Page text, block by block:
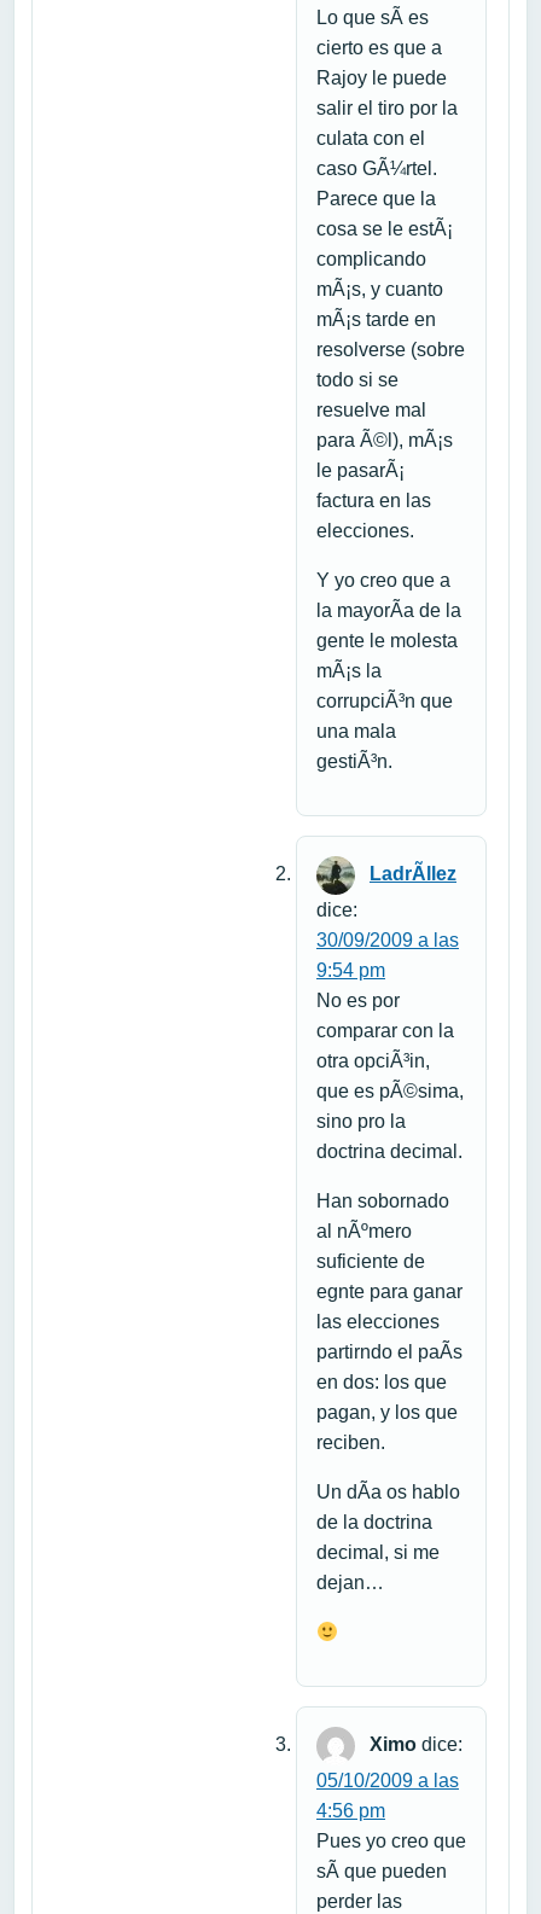
Lo que sÃ­ es
cierto es que a
Rajoy le puede
salir el tiro por la
culata con el
caso GÃ¼rtel.
Parece que la
cosa se le estÃ¡
complicando
mÃ¡s, y cuanto
mÃ¡s tarde en
resolverse (sobre
todo si se
resuelve mal
para Ã©l), mÃ¡s
le pasarÃ¡
factura en las
elecciones.
Y yo creo que a
la mayorÃ­a de la
gente le molesta
mÃ¡s la
corrupciÃ³n que
una mala
gestiÃ³n.
LadrÃ­llez
dice:
30/09/2009 a las
9:54 pm
No es por
comparar con la
otra opciÃ³in,
que es pÃ©sima,
sino pro la
doctrina decimal.
Han sobornado
al nÃºmero
suficiente de
egnte para ganar
las elecciones
partirndo el paÃ­s
en dos: los que
pagan, y los que
reciben.
Un dÃ­a os hablo
de la doctrina
decimal, si me
dejan…
Ximo dice:
05/10/2009 a las
4:56 pm
Pues yo creo que
sÃ­ que pueden
perder las